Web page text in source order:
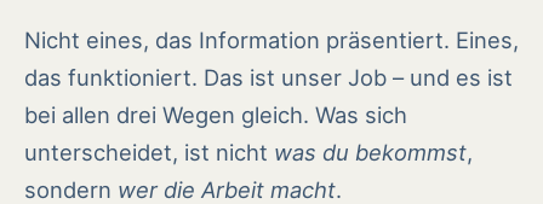
Nicht eines, das Information präsentiert. Eines,
das funktioniert. Das ist unser Job – und es ist
bei allen drei Wegen gleich. Was sich
unterscheidet, ist nicht was du bekommst,
sondern wer die Arbeit macht.